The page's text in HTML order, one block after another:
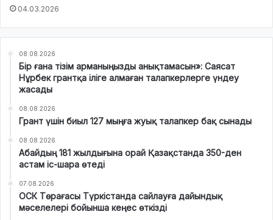
04.03.2026
08.08.2026
Бір ғана тізім арманыңызды анықтамасын»: Саясат
Нұрбек грантқа іліге алмаған талапкерлерге үндеу
жасады
08.08.2026
Грант үшін биыл 127 мыңға жуық талапкер бақ сынады
08.08.2026
Абайдың 181 жылдығына орай Қазақстанда 350-ден
астам іс-шара өтеді
07.08.2026
ОСК Төрағасы Түркістанда сайлауға дайындық
мәселелері бойынша кеңес өткізді